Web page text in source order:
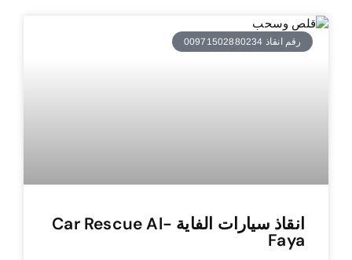
رقم انقاذ 00971502880234
انقاذ سيارات الفاية Car Rescue Al-
Faya